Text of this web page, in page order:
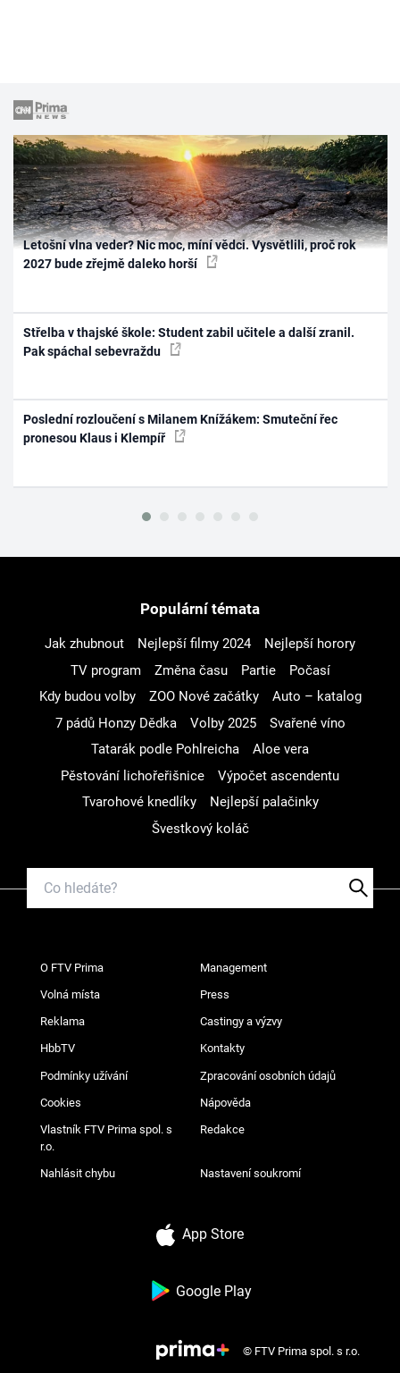
Letošní vlna veder? Nic moc, míní vědci. Vysvětlili, proč rok
2027 bude zřejmě daleko horší
Střelba v thajské škole: Student zabil učitele a další zranil.
Pak spáchal sebevraždu
Poslední rozloučení s Milanem Knížákem: Smuteční řec
pronesou Klaus i Klempíř
Populární témata
Jak zhubnout Nejlepší filmy 2024
Nejlepší horory
TV program
Změna času Partie
Počasí
Kdy budou volby
ZOO Nové začátky
Auto – katalog
7 pádů Honzy Dědka
Volby 2025
Svařené víno
Tatarák podle Pohlreicha
Aloe vera
Pěstování lichořeřišnice
Výpočet ascendentu
Tvarohové knedlíky
Nejlepší palačinky
Švestkový koláč
O FTV Prima Management
Volná místa Press
Reklama Castingy a výzvy
HbbTV Kontakty
Podmínky užívání Zpracování osobních údajů
Cookies Nápověda
Vlastník FTV Prima spol. s
r.o.
Redakce
Nahlásit chybu Nastavení soukromí
App Store
Google Play
© FTV Prima spol. s r.o.